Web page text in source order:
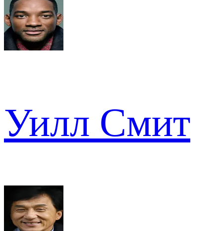
Уилл Смит